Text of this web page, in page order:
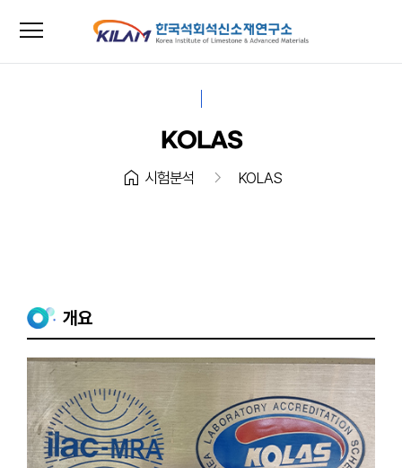
menu
KOLAS
home 시험분석 chevron_right KOLAS
개요
한국석회석신소재연구소는
2012년
1월에
한국인정기구